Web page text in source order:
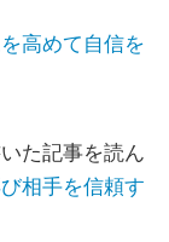
高めて自信を
た記事を読ん
相手を信頼す